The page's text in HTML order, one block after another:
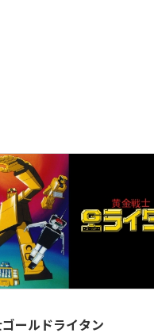
ールドライタン